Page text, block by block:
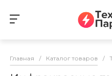
Главная / Каталог товаров /